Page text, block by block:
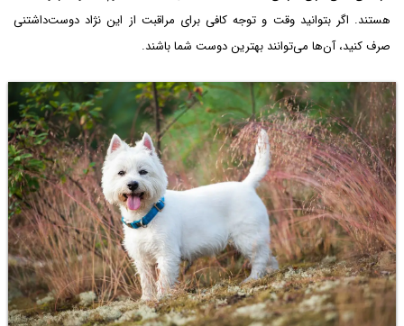
هستند. اگر بتوانید وقت و توجه کافی برای مراقبت از این نژاد دوست‌داشتنی
صرف کنید، آن‌ها می‌توانند بهترین دوست شما باشند.